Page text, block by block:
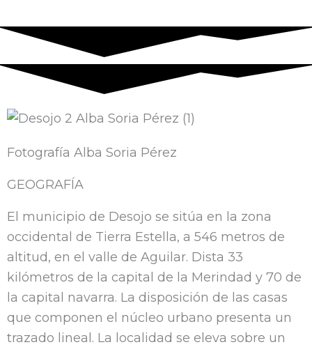
o
u
n
d
c
l
o
u
d
p
o
t
i
f
y
p
p
l
e
a
c
e
b
o
k
Fotografía Alba Soria Pérez
GEOGRAFÍA
El municipio de Desojo se sitúa en la zona
occidental de Tierra Estella, a 546 metros de
altitud, en el valle de Aguilar. Dista 33
kilómetros de la capital de la Merindad y 70 de
la capital navarra. La disposición de las casas
que componen el núcleo urbano presenta un
trazado lineal. La localidad se eleva sobre un